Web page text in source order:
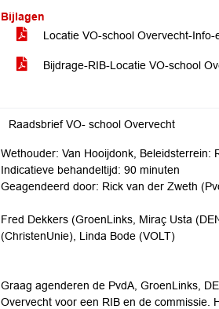
Bijlagen
Locatie VO-school Overvecht-
Bijdrage-RIB-Locatie VO-school
Raadsbrief VO- school Overvecht
Wethouder: Van Hooijdonk, Beleidsterrein:
Indicatieve behandeltijd: 90 minuten
Geagendeerd door: Rick van der Zweth
Fred Dekkers (GroenLinks, Miraç Usta
(ChristenUnie), Linda Bode (VOLT)
Graag agenderen de PvdA, GroenLinks,
Overvecht voor een RIB en de commissie.